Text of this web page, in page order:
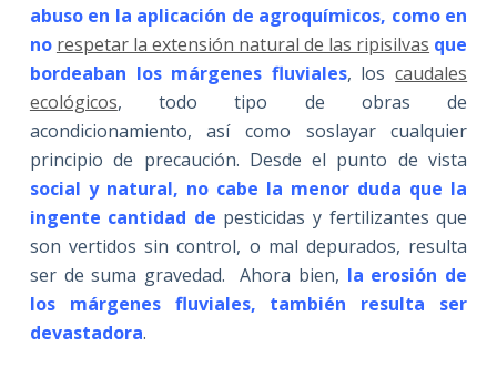
abuso en la aplicación de agroquímicos, como en
no respetar la extensión natural de las ripisilvas que
bordeaban los márgenes fluviales, loscaudales
ecológicos, todo tipo de obras de
acondicionamiento, así como soslayar cualquier
principio de precaución. Desde el punto de vista
social y natural, no cabe la menor duda que la
ingente cantidad de pesticidas y fertilizantes que
son vertidos sin control, o mal depurados, resulta
ser de suma gravedad. Ahora bien, la erosión de
los márgenes fluviales, también resulta ser
devastadora.